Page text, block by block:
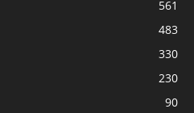
561
483
330
230
90